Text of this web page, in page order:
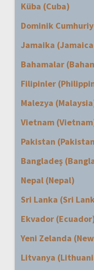
Küba (Cuba)
Dominik
Jamaika
Bahamalar
Filipinler
Malezya
Vietnam
Pakistan
Bangladeş
Nepal (Nepal)
Sri Lanka (Sri
Ekvador
Yeni Zelanda
Litvanya